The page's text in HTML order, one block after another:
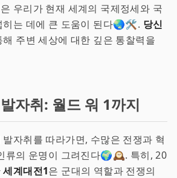
우리가 현재 세계의 국제정세와 국
히는 데에 큰 도움이 된다🌏🛠️. 당신
주변 세상에 대한 깊은 통찰력을
자취: 월드 워 1까지
자취를 따라가면, 수많은 전쟁과 혁
류의 운명이 그려진다🌍🕰️. 특히, 20
세계대전1은 군대의 역할과 전쟁의